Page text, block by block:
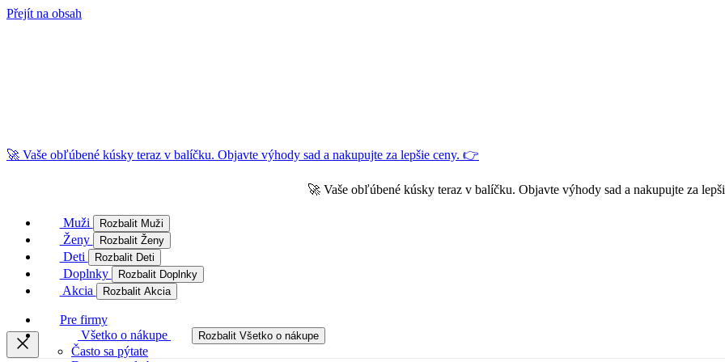
Přejít na obsah
🚀 Vaše obľúbené kúsky teraz v balíčku. Objavte výhody sad a nakupujte za lepšie ceny. 👉
🚀 Vaše obľúbené kúsky teraz v balíčku. Objavte výhody sad a nakupujte za
Muži Rozbalit Muži
Ženy Rozbalit Ženy
Deti Rozbalit Deti
Doplnky Rozbalit Doplnky
Akcia Rozbalit Akcia
Pre firmy
Všetko o nákupe
Rozbalit Všetko o nákupe
Často sa pýtate